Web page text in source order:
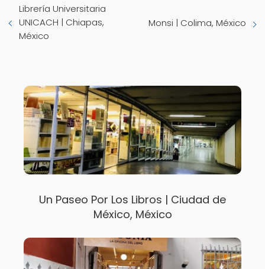
Librería Universitaria
UNICACH | Chiapas,
México
Monsi | Colima, México
Un Paseo Por Los Libros | Ciudad de
México, México